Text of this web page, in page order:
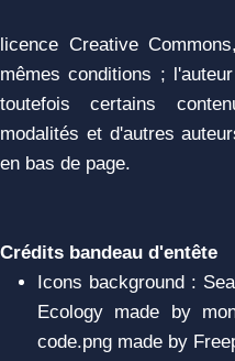
licence Creative
mêmes conditions ;
toutefois certains
modalités et d'autres
en bas de page.
Crédits bandeau d'entête
Icons background :
Ecology made by
code.png made by